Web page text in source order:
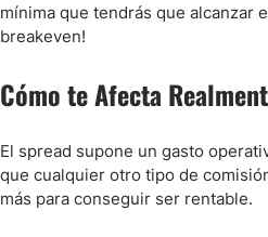
mínima que tendrás que alcanzar
breakeven!
Cómo te Afecta
El spread supone un gasto
que cualquier otro tipo de
más para conseguir ser rentable.